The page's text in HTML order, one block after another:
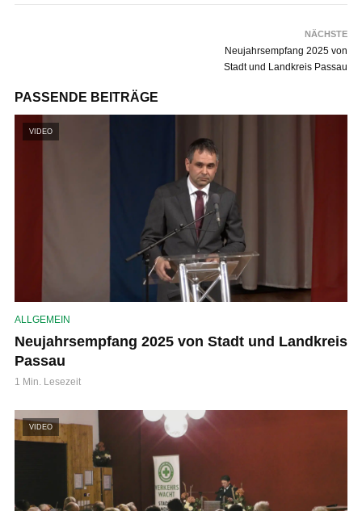
NÄCHSTE
Neujahrsempfang 2025 von
Stadt und Landkreis Passau
PASSENDE BEITRÄGE
VIDEO
ALLGEMEIN
Neujahrsempfang 2025 von Stadt und Landkreis
Passau
1 Min. Lesezeit
VIDEO